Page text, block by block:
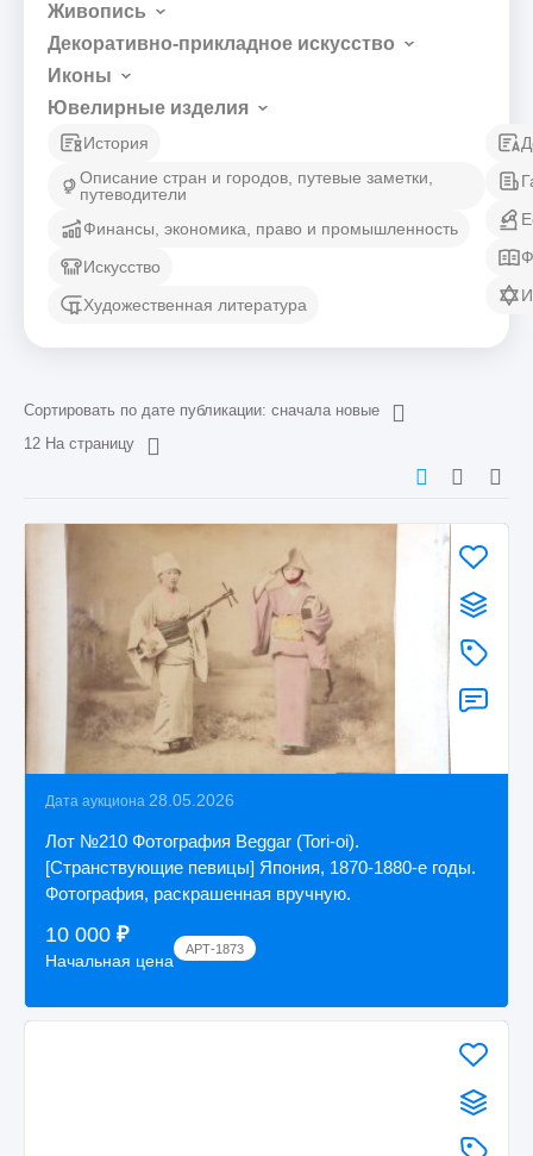
Живопись
Декоративно-прикладное искусство
Иконы
Ювелирные изделия
История
Описание стран и городов, путевые заметки,
путеводители
Финансы, экономика, право и промышленность
Искусство
Художественная литература
Сортировать по дате публикации: сначала новые
12 На страницу
Дата аукциона 28.05.2026
Лот №210 Фотография Beggar (Tori-oi).
[Странствующие певицы] Япония, 1870-1880-е годы.
Фотография, раскрашенная вручную.
10 000 ₽
Начальная цена
АРТ-1873